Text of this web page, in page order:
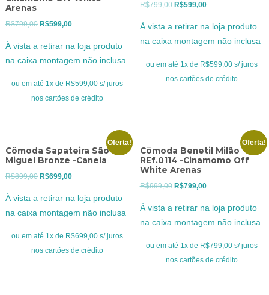
Arenas
R$799,00 O
R$799,00.
R$599,00O
atual
R$599,00.
À vista a retirar na loja produto
na caixa montagem não inclusa
ou em até 1x de R$599,00 s/ juros
nos cartões de crédito
R$799,00 O
R$799,00.
R$599,00O
atual
R$599,00.
À vista a retirar na loja produto
na caixa montagem não inclusa
ou em até 1x de R$599,00 s/ juros
nos cartões de crédito
Oferta!
Cômoda Sapateira São
Miguel Bronze -Canela
R$899,00 O
R$899,00.
R$699,00O
atual
R$699,00.
À vista a retirar na loja produto
na caixa montagem não inclusa
ou em até 1x de R$699,00 s/ juros
nos cartões de crédito
Oferta!
Cômoda Benetil Milão
REf.0114 -Cinamomo Off
White Arenas
R$999,00 O
R$999,00.
R$799,00O
atual
R$799,00.
À vista a retirar na loja produto
na caixa montagem não inclusa
ou em até 1x de R$799,00 s/ juros
nos cartões de crédito